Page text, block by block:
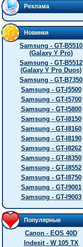
Реклама
Новинки
Samsung - GT-B5510
(Galaxy Y Pro)
Samsung - GT-B5512
(Galaxy Y Pro Duos)
Samsung - GT-B7350
Samsung - GT-I5500
Samsung - GT-I5700
Samsung - GT-I5800
Samsung - GT-I8150
Samsung - GT-I8160
Samsung - GT-I8190
Samsung - GT-I8262
Samsung - GT-I8350
Samsung - GT-I8552
Samsung - GT-I8750
Samsung - GT-I9001
Samsung - GT-I9003
Популярные
Canon - EOS 40D
Indesit - W 105 TX